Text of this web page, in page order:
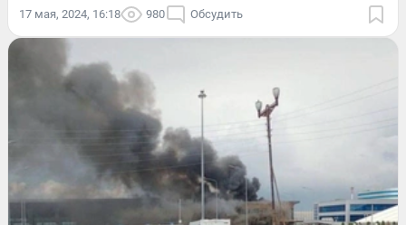
17 мая, 2024, 16:18 980 Обсудить